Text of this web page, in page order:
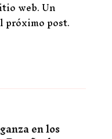
web. Un
próximo post.
en los